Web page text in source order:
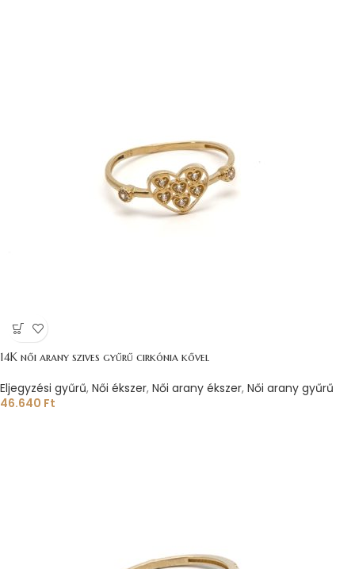
14K női arany szives gyűrű cirkónia kővel
Eljegyzési gyűrű, Női ékszer, Női arany ékszer, Női arany gyűrű
46.640 Ft